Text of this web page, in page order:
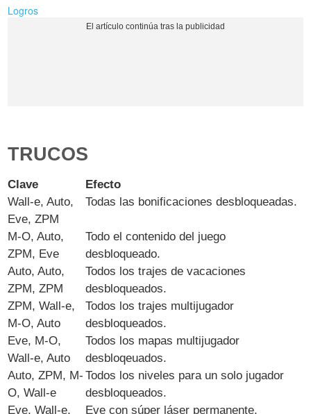
Logros
TRUCOS
Clave
Efecto
Wall-e, Auto,
Eve, ZPM
Todas las bonificaciones desbloqueadas.
M-O, Auto,
ZPM, Eve
Todo el contenido del juego
desbloqueado.
Auto, Auto,
ZPM, ZPM
Todos los trajes de vacaciones
desbloqueados.
ZPM, Wall-e,
M-O, Auto
Todos los trajes multijugador
desbloqueados.
Eve, M-O,
Wall-e, Auto
Todos los mapas multijugador
desbloqeuados.
Auto, ZPM, M-
O, Wall-e
Todos los niveles para un solo jugador
desbloqueados.
Eve, Wall-e,
Eve con súper láser permanente.